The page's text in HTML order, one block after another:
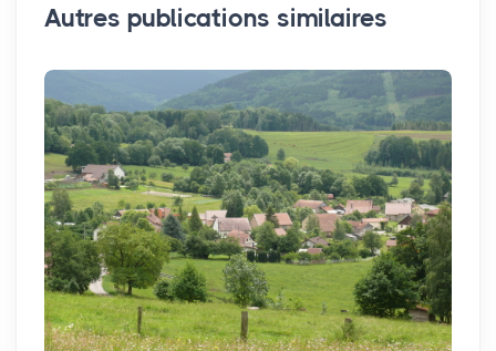
Autres publications similaires